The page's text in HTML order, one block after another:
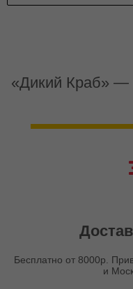
«Дикий Краб» —
Бесплатно от 8000р.
и